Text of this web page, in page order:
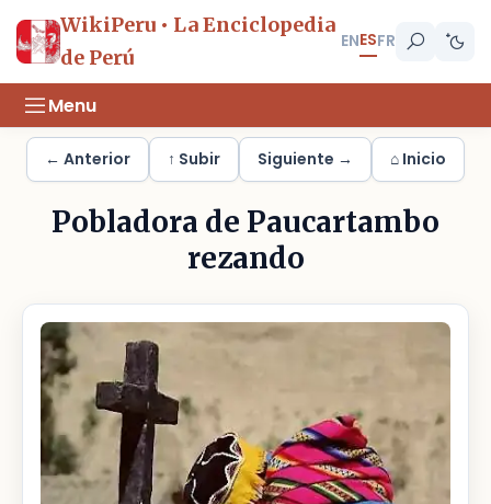
WikiPeru • La Enciclopedia
de Perú
ENESFR
Menu
← Anterior ↑ Subir Siguiente → ⌂ Inicio
Pobladora de Paucartambo
rezando